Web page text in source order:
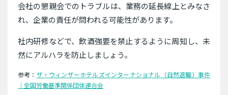
会社の懇親会でのトラブルは、業務の延長線上とみなさ
れ、企業の責任が問われる可能性があります。
社内研修などで、飲酒強要を禁止するように周知し、未
然にアルハラを防止しましょう。
参考： ザ・ウィンザーホテルズインターナショナル（自然退職）事件
｜全国労働基準関係団体連合会